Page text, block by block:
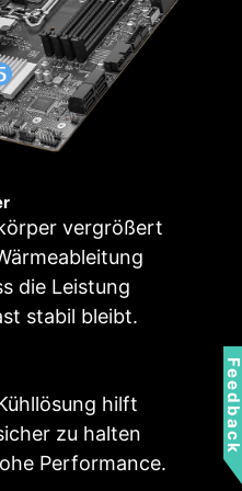
vergrößert
die Leistung
stabil bleibt.
hilft
zu halten
Performance.
Optionen und eine
für einen
einem Klick.
Intelligenter Lüfter &
Manueller Lüfter